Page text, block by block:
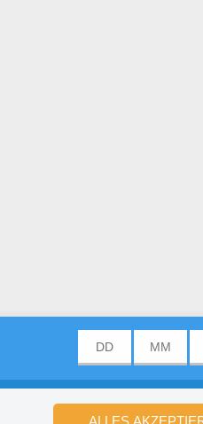
speichern oder
dieses tolle Bild und
Captain Hook und Smee!